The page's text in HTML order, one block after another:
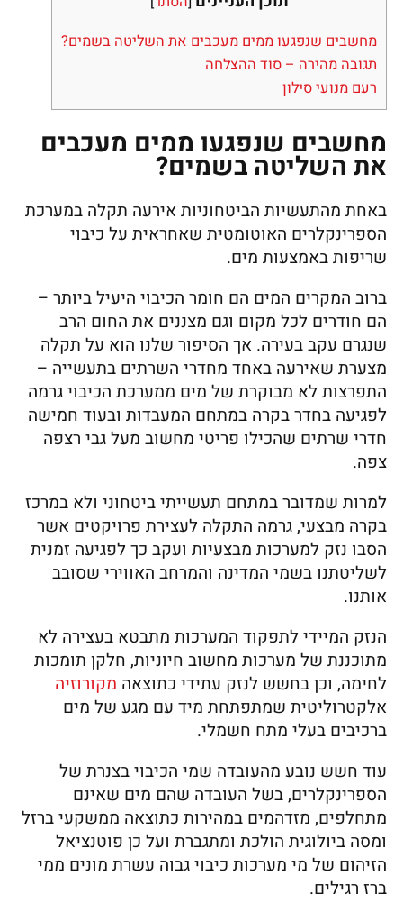
מחשבים שנפגעו ממים מעכבים את השליטה בשמים?
תגובה מהירה – סוד ההצלחה
רעם מנועי סילון
מחשבים שנפגעו ממים מעכבים
את השליטה בשמים?
באחת מהתעשיות הביטחוניות אירעה תקלה במערכת
הספרינקלרים האוטומטית שאחראית על כיבוי
שריפות באמצעות מים.
ברוב המקרים המים הם חומר הכיבוי היעיל ביותר –
הם חודרים לכל מקום וגם מצננים את החום הרב
שנגרם עקב בעירה. אך הסיפור שלנו הוא על תקלה
מצערת שאירעה באחד מחדרי השרתים בתעשייה –
התפרצות לא מבוקרת של מים ממערכת הכיבוי גרמה
לפגיעה בחדר בקרה במתחם המעבדות ובעוד חמישה
חדרי שרתים שהכילו פריטי מחשוב מעל גבי רצפה
צפה.
למרות שמדובר במתחם תעשייתי ביטחוני ולא במרכז
בקרה מבצעי, גרמה התקלה לעצירת פרויקטים אשר
הסבו נזק למערכות מבצעיות ועקב כך לפגיעה זמנית
לשליטתנו בשמי המדינה והמרחב האווירי שסובב
אותנו.
הנזק המיידי לתפקוד המערכות מתבטא בעצירה לא
מתוכננת של מערכות מחשוב חיוניות, חלקן תומכות
לחימה, וכן בחשש לנזק עתידי כתוצאה מקורוזיה
אלקטרוליטית שמתפתחת מיד עם מגע של מים
ברכיבים בעלי מתח חשמלי.
עוד חשש נובע מהעובדה שמי הכיבוי בצנרת של
הספרינקלרים, בשל העובדה שהם מים שאינם
מתחלפים, מזדהמים במהירות כתוצאה ממשקעי ברזל
ומסה ביולוגית הולכת ומתגברת ועל כן פוטנציאל
הזיהום של מי מערכות כיבוי גבוה עשרת מונים ממי
ברז רגילים.